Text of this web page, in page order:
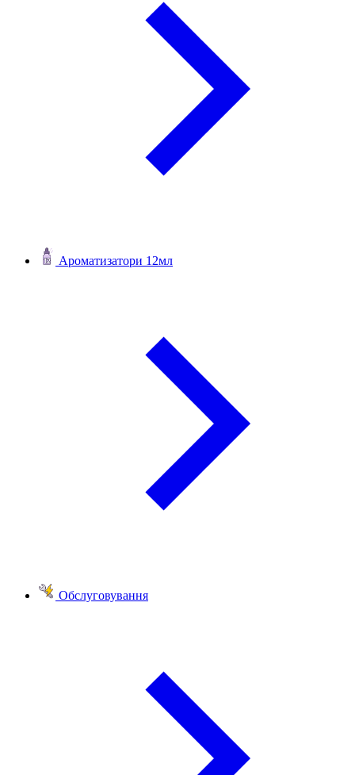
Ароматизатори 12мл
Обслуговування